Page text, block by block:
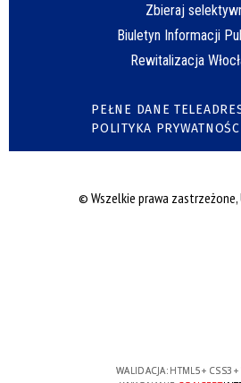
Zbieraj
Biuletyn Informacji
Rewitalizacja
PEŁNE DANE
POLITYKA
© Wszelkie prawa zastrzeżone,
WALIDACJA: HTML5+ CSS3 +